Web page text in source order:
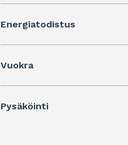
Energiatodistus
Vuokra
Pysäköinti